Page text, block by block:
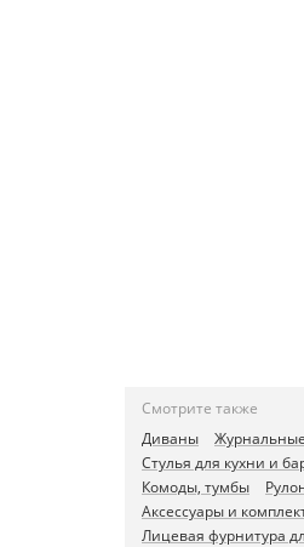
Смотрите также
Диваны
Стулья для кухни и
Комоды, тумбы
Аксессуары и
Лицевая фурнитура